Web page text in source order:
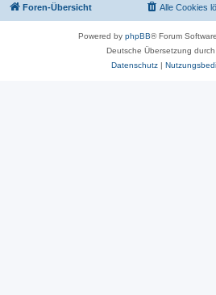
Foren-Übersicht Alle Cookies
Powered by phpBB® Forum
Deutsche Übersetzung durch
Datenschutz|